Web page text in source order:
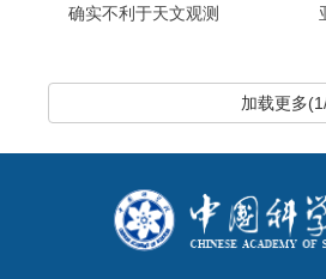
确实不利于天文观测
加载更多